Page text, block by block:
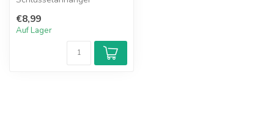
€8,99
Auf Lager